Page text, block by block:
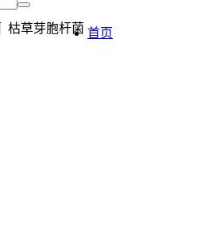
枯草芽胞杆菌 首页